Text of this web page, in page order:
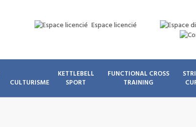
Espace licencié
CULTURISME
KETTLEBELL
SPORT
FUNCTIONAL CROSS
TRAINING